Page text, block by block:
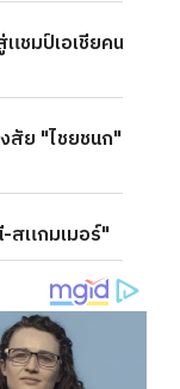
ชมป์เอเชียคน
สัย "ไชยชนก"
สแกมเมอร์"